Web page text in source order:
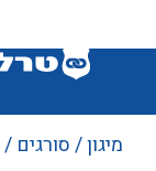
מיגון/סורגים /